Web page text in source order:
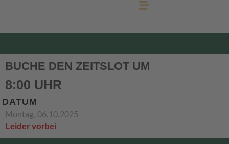
BUCHE DEN ZEITSLOT UM
8:00 UHR
DATUM
Montag, 06.10.2025
Leider vorbei